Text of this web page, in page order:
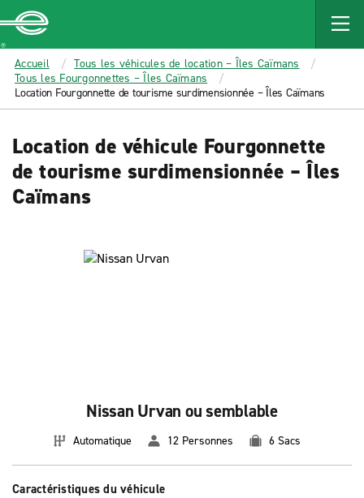
MAIN
CONTENT
Enterprise
Accueil
Tous les véhicules de location – Îles Caïmans
Tous les Fourgonnettes – Îles Caïmans
Location Fourgonnette de tourisme surdimensionnée – Îles Caïmans
Location de véhicule Fourgonnette
de tourisme surdimensionnée – Îles
Caïmans
Nissan Urvan ou semblable
Automatique 12 Personnes 6 Sacs
Caractéristiques du véhicule